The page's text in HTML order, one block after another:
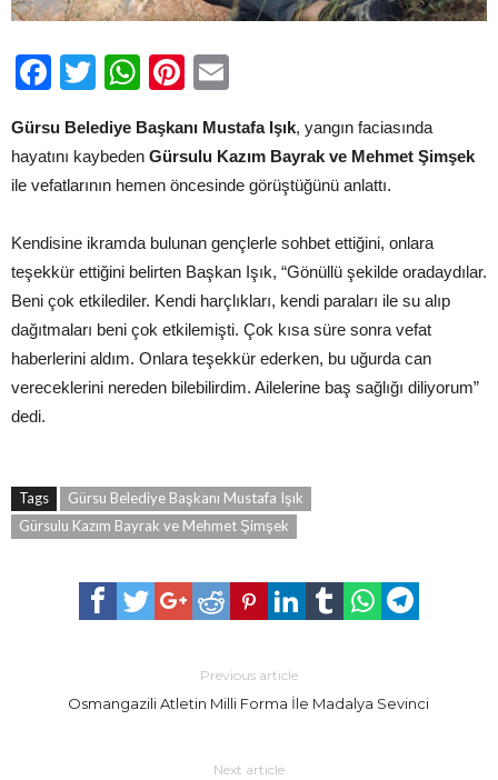
Facebook
TwitterWhatsApp
Pinterest
Gürsu Belediye Başkanı Mustafa Işık, yangın faciasında
hayatını kaybeden Gürsulu Kazım Bayrak ve Mehmet Şimşek
ile vefatlarının hemen öncesinde görüştüğünü anlattı.
Kendisine ikramda bulunan gençlerle sohbet ettiğini, onlara
teşekkür ettiğini belirten Başkan Işık, “Gönüllü şekilde oradaydılar.
Beni çok etkilediler. Kendi harçlıkları, kendi paraları ile su alıp
dağıtmaları beni çok etkilemişti. Çok kısa süre sonra vefat
haberlerini aldım. Onlara teşekkür ederken, bu uğurda can
vereceklerini nereden bilebilirdim. Ailelerine baş sağlığı diliyorum”
dedi.
Tags
Gürsu Belediye Başkanı Mustafa Işık
Gürsulu Kazım Bayrak ve Mehmet Şimşek
Previous article
Osmangazili Atletin Milli Forma İle Madalya Sevinci
Next article